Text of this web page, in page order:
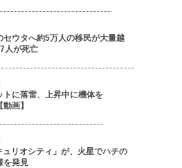
セウタへ約5万人の移民が大量越
人が死亡
トに落雷、上昇中に機体を
画】
ュリオシティ」が、火星でハチの
を発見